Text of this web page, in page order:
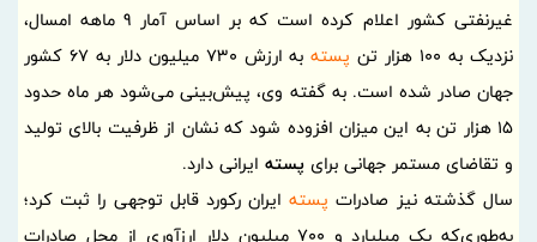
غیرنفتی کشور اعلام کرده است که بر اساس آمار 9 ماهه امسال،
نزدیک به 100 هزار تن
پسته
به ارزش 730 میلیون دلار به 67 کشور
جهان صادر شده است. به گفته وی، پیش‌بینی می‌شود هر ماه حدود
15 هزار تن به این میزان افزوده شود که نشان از ظرفیت بالای تولید
و تقاضای مستمر جهانی برای پسته ایرانی دارد.
سال گذشته نیز صادرات پستهایران رکورد قابل توجهی را ثبت کرد؛
به‌طوری‌که یک میلیارد و 700 میلیون دلار ارزآوری از محل صادرات